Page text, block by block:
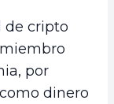
de cripto
por
dinero